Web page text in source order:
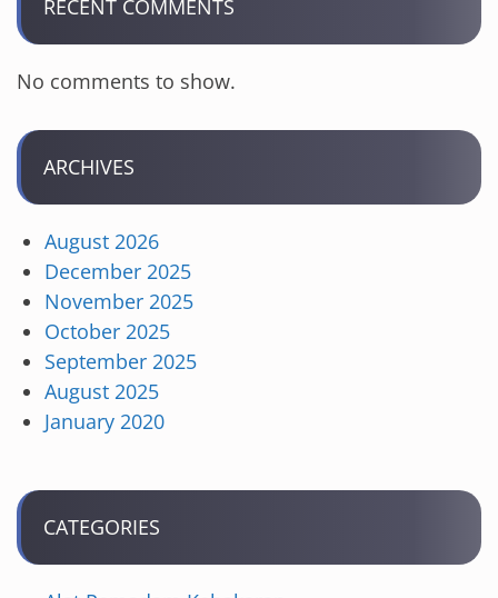
RECENT COMMENTS
No comments to show.
ARCHIVES
August 2026
December 2025
November 2025
October 2025
September 2025
August 2025
January 2020
CATEGORIES